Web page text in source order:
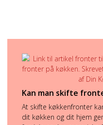
Kan man skifte
At skifte køkkenfronter
dit køkken og dit hjem